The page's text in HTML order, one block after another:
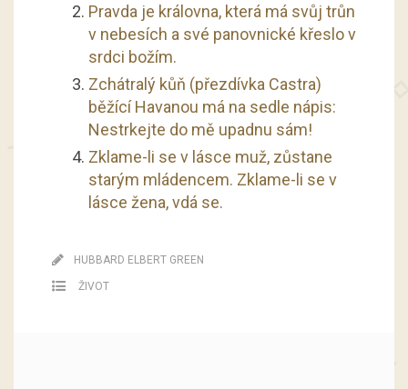
Pravda je královna, která má svůj trůn
v nebesích a své panovnické křeslo v
srdci božím.
Zchátralý kůň (přezdívka Castra)
běžící Havanou má na sedle nápis:
Nestrkejte do mě upadnu sám!
Zklame-li se v lásce muž, zůstane
starým mládencem. Zklame-li se v
lásce žena, vdá se.
HUBBARD ELBERT GREEN
ŽIVOT